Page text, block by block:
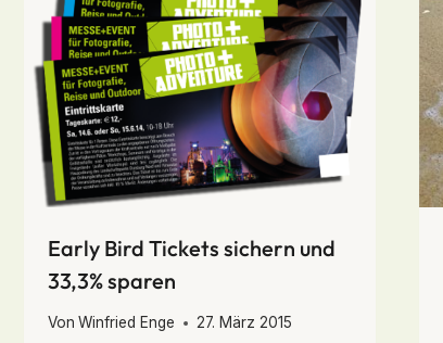
Early Bird Tickets sichern und
33,3% sparen
Von Winfried Enge 27. März 2015